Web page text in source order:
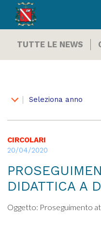
TUTTE LE NEWS
Seleziona anno
CIRCOLARI
20/04/2020
DIDATTICA A
Oggetto: Proseguimento